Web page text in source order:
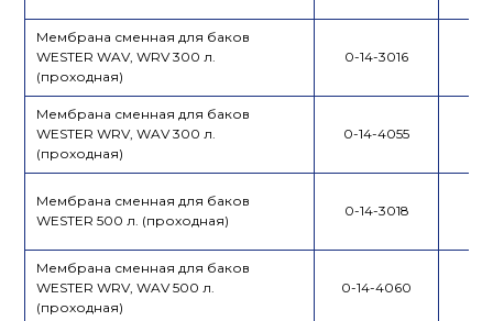
Мембрана сменная для баков
WESTER WAV, WRV 300 л.
(проходная)
0-14-3016
Мембрана сменная для баков
WESTER WRV, WAV 300 л.
(проходная)
0-14-4055
Мембрана сменная для баков
WESTER 500 л. (проходная)
0-14-3018
Мембрана сменная для баков
WESTER WRV, WAV 500 л.
(проходная)
0-14-4060